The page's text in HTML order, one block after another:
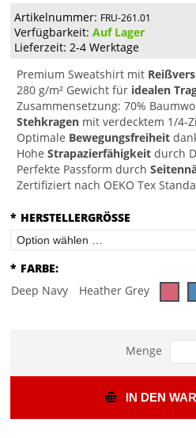
Artikelnummer: FRU-261.01
Verfügbarkeit:Auf Lager
Lieferzeit: 2-4 Werktage
Premium Sweatshirt mit
280 g/m² Gewicht für idealen
Zusammensetzung: 70%
Stehkragen mit verdecktem 1/4-
Optimale Bewegungsfreiheit
HoheStrapazierfähigkeit durch
Perfekte Passform durch
Zertifiziert nach OEKO Tex
* HERSTELLERGRÖSSE
* FARBE:
Deep Navy
Heather Grey
Menge
IN DEN